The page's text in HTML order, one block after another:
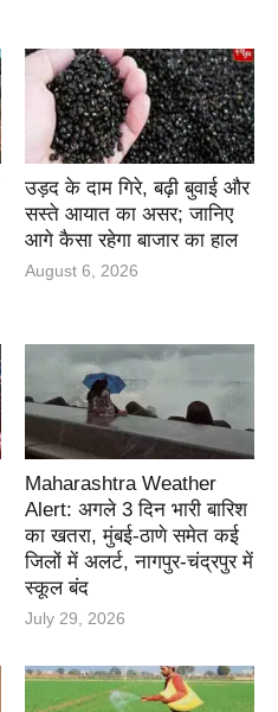
उड़द के दाम गिरे, बढ़ी बुवाई और
सस्ते आयात का असर; जानिए
आगे कैसा रहेगा बाजार का हाल
August 6, 2026
Maharashtra Weather
Alert: अगले 3 दिन भारी बारिश
का खतरा, मुंबई-ठाणे समेत कई
जिलों में अलर्ट, नागपुर-चंद्रपुर में
स्कूल बंद
July 29, 2026